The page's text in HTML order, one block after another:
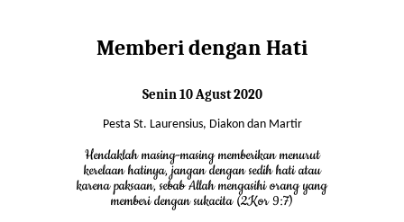
Memberi dengan Hati
Senin 10 Agust 2020
Pesta St. Laurensius, Diakon dan Martir
Hendaklah masing-masing memberikan menurut
kerelaan hatinya, jangan dengan sedih hati atau
karena paksaan, sebab Allah mengasihi orang yang
memberi dengan sukacita (2Kor 9:7)